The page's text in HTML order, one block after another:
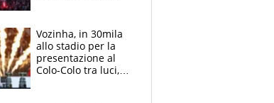
Vozinha, in 30mila
allo stadio per la
presentazione al
Colo-Colo tra luci,